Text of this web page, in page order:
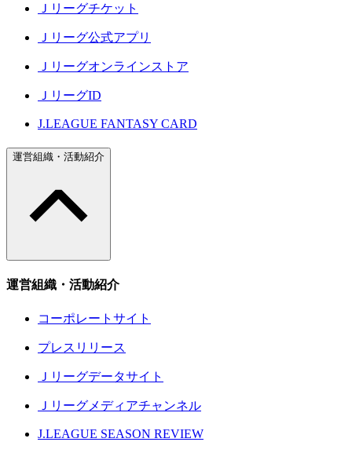
Ｊリーグチケット
Ｊリーグ公式アプリ
Ｊリーグオンラインストア
ＪリーグID
J.LEAGUE FANTASY CARD
運営組織・活動紹介
運営組織・活動紹介
コーポレートサイト
プレスリリース
Ｊリーグデータサイト
Ｊリーグメディアチャンネル
J.LEAGUE SEASON REVIEW